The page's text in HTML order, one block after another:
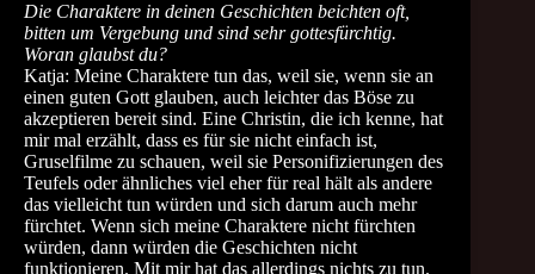
Die Charaktere in deinen Geschichten beichten oft,
bitten um Vergebung und sind sehr gottesfürchtig.
Woran glaubst du?
Katja: Meine Charaktere tun das, weil sie, wenn sie an
einen guten Gott glauben, auch leichter das Böse zu
akzeptieren bereit sind. Eine Christin, die ich kenne, hat
mir mal erzählt, dass es für sie nicht einfach ist,
Gruselfilme zu schauen, weil sie Personifizierungen des
Teufels oder ähnliches viel eher für real hält als andere
das vielleicht tun würden und sich darum auch mehr
fürchtet. Wenn sich meine Charaktere nicht fürchten
würden, dann würden die Geschichten nicht
funktionieren. Mit mir hat das allerdings nichts zu tun.